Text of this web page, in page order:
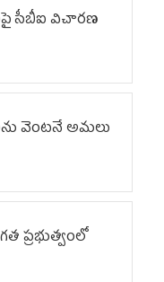
సీబీఐ విచారణ
వెంటనే అమలు
ప్రభుత్వంలో